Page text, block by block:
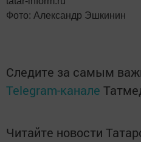
Фото: Александр Эшкинин
Следите за самым
Telegram-канале
Читайте новости